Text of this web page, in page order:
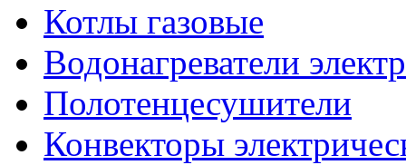
Котлы газовые
Водонагреватели
Полотенцесушители
Конвекторы